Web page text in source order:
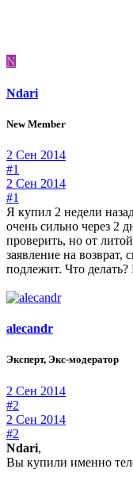
N
Ndari
New Member
2 Сен 2014
#1
2 Сен 2014
#1
Я купил 2 недели
очень сильно через 2
проверить, но от
заявление на
подлежит. Что делать?
alecandr
Эксперт, Экс-модератор
2 Сен 2014
#2
2 Сен 2014
#2
Ndari,
Вы купили именно